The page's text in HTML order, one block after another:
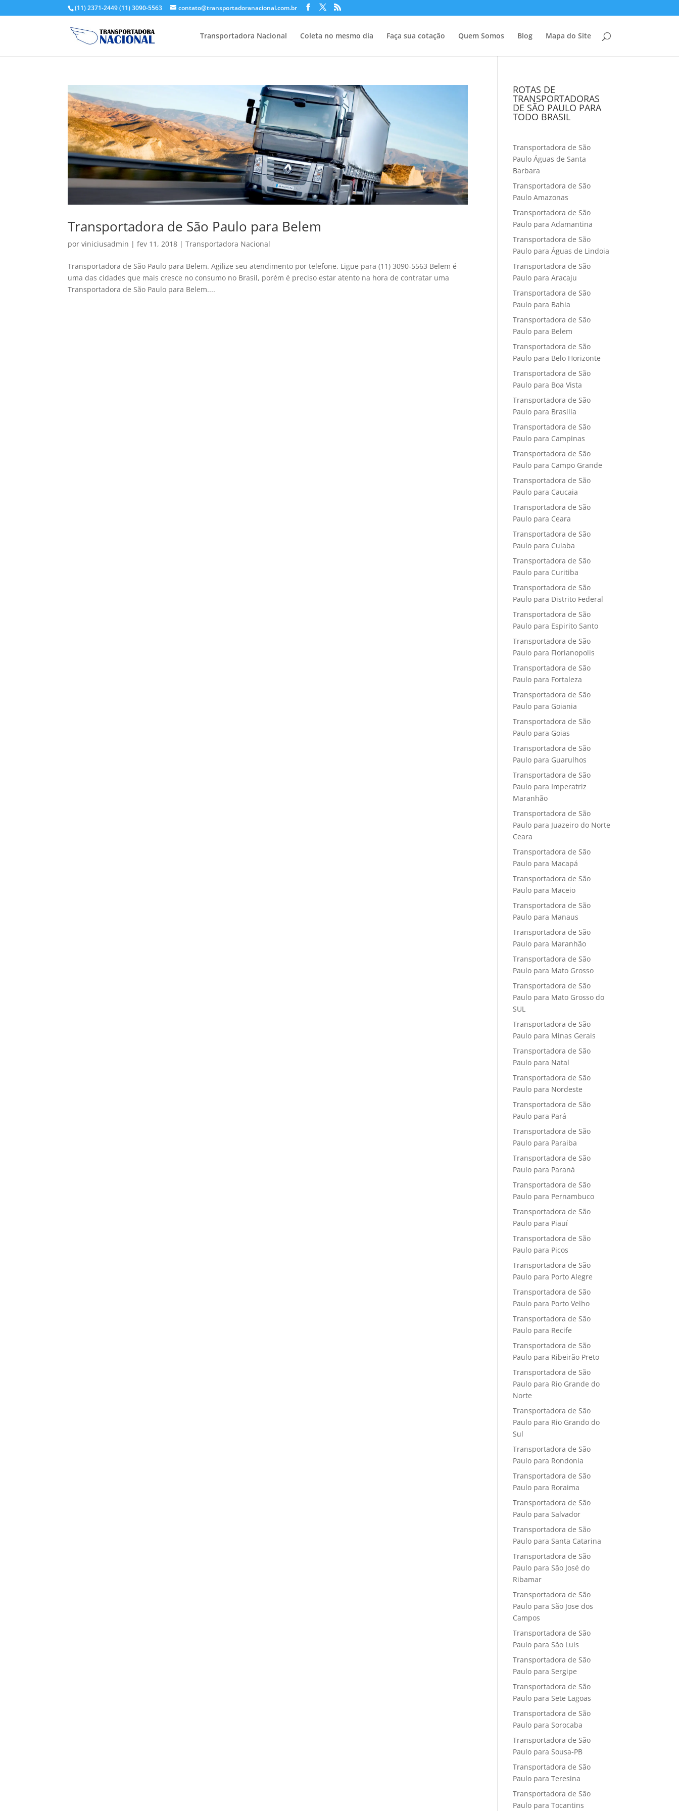
(11) 2371-2449(11) 3090-5563 contato@transportadoranacional.com.br
Transportadora Nacional Coleta no mesmo dia Faça sua cotação Quem Somos Blog Mapa do Site
Transportadora de São Paulo para Belem
porviniciusadmin |fev 11, 2018 |Transportadora Nacional
Transportadora de São Paulo para Belem. Agilize seu atendimento por telefone. Ligue para (11) 3090-5563 Belem é
uma das cidades que mais cresce no consumo no Brasil, porém é preciso estar atento na hora de contratar uma
Transportadora de São Paulo para Belem....
ROTAS DE
TRANSPORTADORAS
DE SÃO PAULO PARA
TODO BRASIL
Transportadora de São
Paulo Águas de Santa
Barbara
Transportadora de São
Paulo Amazonas
Transportadora de São
Paulo para Adamantina
Transportadora de São
Paulo para Águas de Lindoia
Transportadora de São
Paulo para Aracaju
Transportadora de São
Paulo para Bahia
Transportadora de São
Paulo para Belem
Transportadora de São
Paulo para Belo Horizonte
Transportadora de São
Paulo para Boa Vista
Transportadora de São
Paulo para Brasilia
Transportadora de São
Paulo para Campinas
Transportadora de São
Paulo para Campo Grande
Transportadora de São
Paulo para Caucaia
Transportadora de São
Paulo para Ceara
Transportadora de São
Paulo para Cuiaba
Transportadora de São
Paulo para Curitiba
Transportadora de São
Paulo para Distrito Federal
Transportadora de São
Paulo para Espirito Santo
Transportadora de São
Paulo para Florianopolis
Transportadora de São
Paulo para Fortaleza
Transportadora de São
Paulo para Goiania
Transportadora de São
Paulo para Goias
Transportadora de São
Paulo para Guarulhos
Transportadora de São
Paulo para Imperatriz
Maranhão
Transportadora de São
Paulo para Juazeiro do Norte
Ceara
Transportadora de São
Paulo para Macapá
Transportadora de São
Paulo para Maceio
Transportadora de São
Paulo para Manaus
Transportadora de São
Paulo para Maranhão
Transportadora de São
Paulo para Mato Grosso
Transportadora de São
Paulo para Mato Grosso do
SUL
Transportadora de São
Paulo para Minas Gerais
Transportadora de São
Paulo para Natal
Transportadora de São
Paulo para Nordeste
Transportadora de São
Paulo para Pará
Transportadora de São
Paulo para Paraiba
Transportadora de São
Paulo para Paraná
Transportadora de São
Paulo para Pernambuco
Transportadora de São
Paulo para Piauí
Transportadora de São
Paulo para Picos
Transportadora de São
Paulo para Porto Alegre
Transportadora de São
Paulo para Porto Velho
Transportadora de São
Paulo para Recife
Transportadora de São
Paulo para Ribeirão Preto
Transportadora de São
Paulo para Rio Grande do
Norte
Transportadora de São
Paulo para Rio Grando do
Sul
Transportadora de São
Paulo para Rondonia
Transportadora de São
Paulo para Roraima
Transportadora de São
Paulo para Salvador
Transportadora de São
Paulo para Santa Catarina
Transportadora de São
Paulo para São José do
Ribamar
Transportadora de São
Paulo para São Jose dos
Campos
Transportadora de São
Paulo para São Luis
Transportadora de São
Paulo para Sergipe
Transportadora de São
Paulo para Sete Lagoas
Transportadora de São
Paulo para Sorocaba
Transportadora de São
Paulo para Sousa-PB
Transportadora de São
Paulo para Teresina
Transportadora de São
Paulo para Tocantins